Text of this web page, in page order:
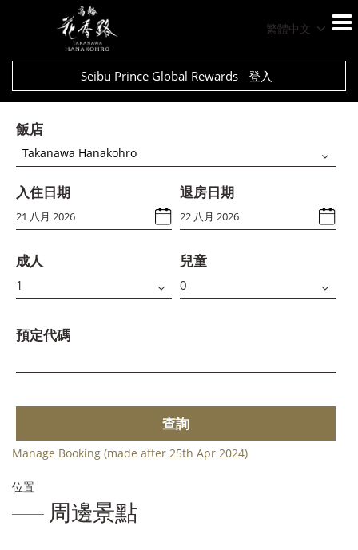
繁體中文
Seibu Prince Global Rewards 登入
飯店
Takanawa Hanakohro
入住日期 退房日期
成人 兒童
預定代碼
查詢
Manage Booking (made after 25th Apr 2024)
位置
周邊景點